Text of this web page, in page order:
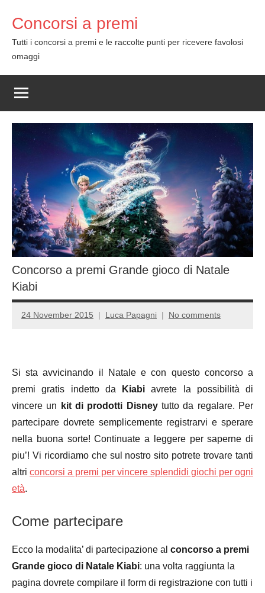
content
Concorsi a premi
Tutti i concorsi a premi e le raccolte punti per ricevere favolosi
omaggi
Concorso a premi Grande gioco di Natale
Kiabi
24 November 2015 Luca Papagni No comments
Si sta avvicinando il Natale e con questo concorso a
premi gratis indetto da
Kiabiavrete la possibilità di
vincere un
kit di prodotti Disneytutto da regalare. Per
partecipare dovrete semplicemente registrarvi e sperare
nella buona sorte! Continuate a leggere per saperne di
piu’! Vi ricordiamo che sul nostro sito potrete trovare tanti
altri concorsi a premi per vincere splendidi giochi per ogni
età.
Come partecipare
Ecco la modalita’ di partecipazione al concorso a premi
Grande gioco di Natale Kiabi: una volta raggiunta la
pagina dovrete compilare il form di registrazione con tutti i